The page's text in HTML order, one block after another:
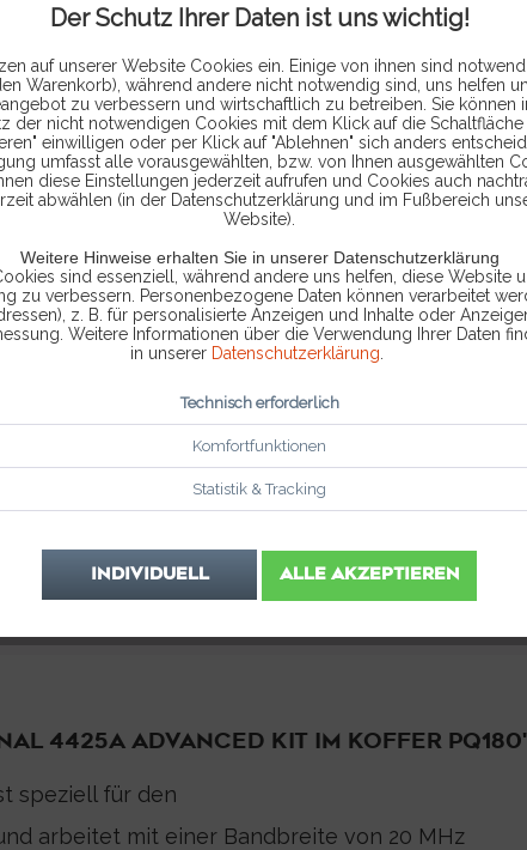
Der Schutz Ihrer Daten ist uns wichtig!
auf unserer Website Cookies ein. Einige von ihnen sind
Warenkorb), während andere nicht notwendig sind, uns helfen
zu verbessern und wirtschaftlich zu betreiben. Sie können
der nicht notwendigen Cookies mit dem Klick auf die Schaltfläche
einwilligen oder per Klick auf "Ablehnen" sich anders
umfasst alle vorausgewählten, bzw. von Ihnen ausgewählten
diese Einstellungen jederzeit aufrufen und Cookies auch
abwählen (in der Datenschutzerklärung und im Fußbereich
Website).
Weitere Hinweise erhalten Sie in unserer Datenschutzerklärung
sind essenziell, während andere uns helfen, diese Website
zu verbessern. Personenbezogene Daten können verarbeitet
z. B. für personalisierte Anzeigen und Inhalte oder
Weitere Informationen über die Verwendung Ihrer Daten
in unserer Datenschutzerklärung
Technisch erforderlich
Komfortfunktionen
Statistik & Tracking
INDIVIDUELL ALLE AKZEPTIEREN
4425A ADVANCED KIT IM KOFFER
speziell für den
arbeitet mit einer Bandbreite von 20 MHz